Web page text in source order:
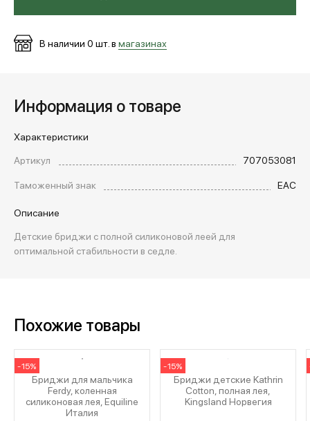
В наличии 0 шт. в магазинах
Информация о товаре
Характеристики
Артикул
707053081
Таможенный знак
EAC
Описание
Детские бриджи с полной силиконовой леей для
оптимальной стабильности в седле.
Похожие товары
-15%
Бриджи для мальчика
Ferdy, коленная
силиконовая лея, Equiline
Италия
-15%
Бриджи детские Kathrin
Cotton, полная лея,
Kingsland Норвегия